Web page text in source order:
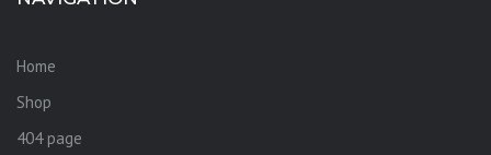
Home
Shop
404 page